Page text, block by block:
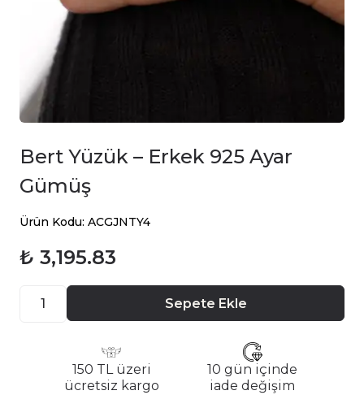
Bert Yüzük – Erkek 925 Ayar
Gümüş
Ürün Kodu: ACGJNTY4
₺ 3,195.83
Sepete Ekle
150 TL üzeri
ücretsiz kargo
10 gün içinde
iade değişim